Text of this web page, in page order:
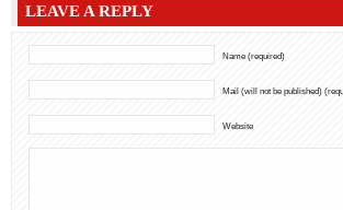
LEAVE A REPLY
Name (required)
Mail (will not be published)
Website